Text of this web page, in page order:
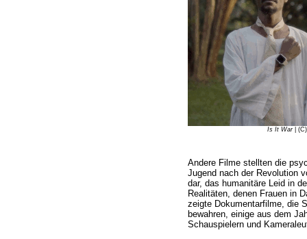
Is It War| (C)
Andere Filme stellten die
Jugend nach der Revolution
dar, das humanitäre Leid in
Realitäten, denen Frauen in
zeigte Dokumentarfilme, die
bewahren, einige aus dem
Schauspielern und